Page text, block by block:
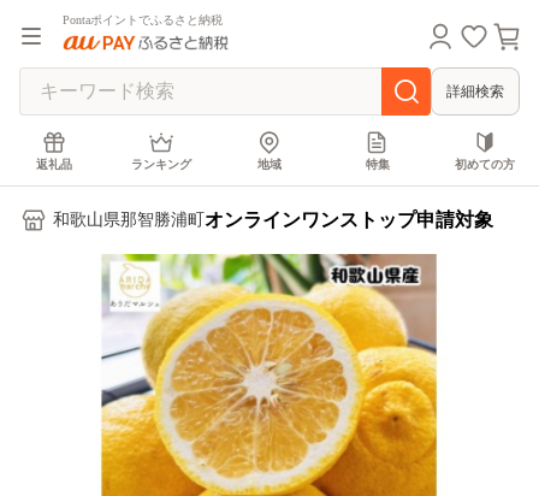
Pontaポイントでふるさと納税
詳細検索
返礼品 ランキング 地域 特集 初めての方
和歌山県那智勝浦町 オンラインワンストップ申請対象